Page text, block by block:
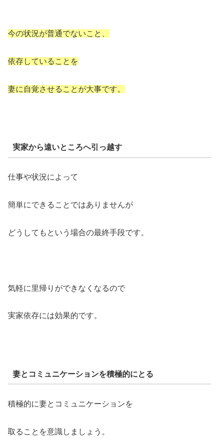
今の状況が普通でないこと、
依存していることを
妻に自覚させることが大事です。
実家から遠いところへ引っ越す
仕事や状況によって
簡単にできることではありませんが
どうしてもという場合の最終手段です。
気軽に里帰りができなくなるので
実家依存には効果的です。
妻とコミュニケーションを積極的にとる
積極的に妻とコミュニケーションを
取ることを意識しましょう。